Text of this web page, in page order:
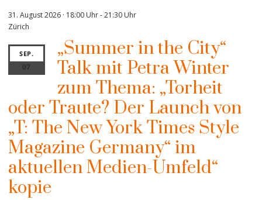
31. August 2026 · 18:00 Uhr-21:30 Uhr
Zürich
SEP.
07
„Summer in the City“
Talk mit Petra Winter
zum Thema: „Torheit
oder Traute? Der Launch von
„T: The New York Times Style
Magazine Germany“ im
aktuellen Medien-Umfeld“
kopie